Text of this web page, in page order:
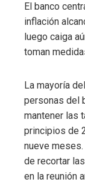
El banco
inflación
luego caiga
toman
La mayoría
personas del
mantener las
principios de
nueve
de recortar
en la reunión